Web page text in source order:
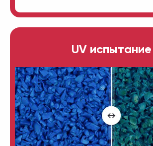
UV испытание